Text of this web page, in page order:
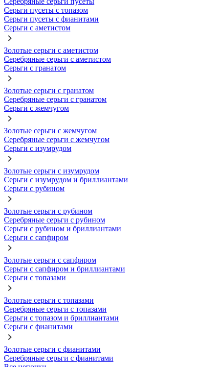
Серьги пусеты с топазом
Серьги пусеты с фианитами
Серьги с аметистом
Золотые серьги с аметистом
Серебряные серьги с аметистом
Серьги с гранатом
Золотые серьги с гранатом
Серебряные серьги с гранатом
Серьги с жемчугом
Золотые серьги с жемчугом
Серебряные серьги с жемчугом
Серьги с изумрудом
Золотые серьги с изумрудом
Серьги с изумрудом и бриллиантами
Серьги с рубином
Золотые серьги с рубином
Серебряные серьги с рубином
Серьги с рубином и бриллиантами
Серьги с сапфиром
Золотые серьги с сапфиром
Серьги с сапфиром и бриллиантами
Серьги с топазами
Золотые серьги с топазами
Серебряные серьги с топазами
Серьги с топазом и бриллиантами
Серьги с фианитами
Золотые серьги с фианитами
Серебряные серьги с фианитами